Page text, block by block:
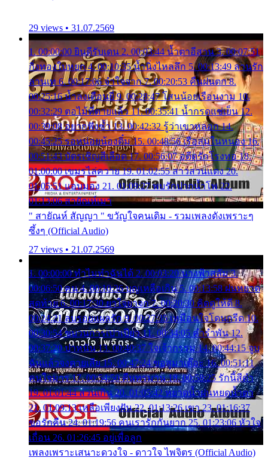
29 views • 31.07.2569
1. 00:00:00 ยินดีรับเดน 2. 00:03:44 น้ำตาอีสาน 3. 00:07:51
กิ่งทองใบหยก 4. 00:10:35 น้ำนิ่งไหลลึก 5. 00:13:49 ลานรัก
ลานเท 6. 00:17:06 จำใจจาก 7. 00:20:53 คืนฝนตก 8.
00:25:16 น้ำลงเดือนยี่ 9. 00:28:47 โสนน้อยเรือนงาม 10.
00:32:29 ตอไม้ที่ตายแล้ว 11. 00:35:41 น้ำกรดแช่เย็น 12.
00:39:08 อยากฟังซ้ำ 13. 00:42:32 รู้ว่าเขาหลอก 14.
00:45:25 รอหน่อยน้องติ๋ม 15. 00:48:56 เรือล่มในหนอง 16.
00:51:43 บัตรเชิญสีเลือด 17. 00:56:07 อดีตรักโรงทอ 18.
01:00:00 เขมรไล่ควาย 19. 01:02:55 สาวสวนแตง 20.
01:05:51 แอบมอง 21. 01:09:27 พบรักปากน้ำโพ 22.
01:13:06 สายัณห์เมา
" สายัณห์ สัญญา " ขวัญใจคนเดิม - รวมเพลงดังเพราะๆ
ซึ้งๆ (Official Audio)
27 views • 21.07.2569
1. 00:00:00 ทำไมทำฉันได้ 2. 00:03:20 นางฟ้าสลัม 3.
00:06:50 คน 4. 00:10:36 บุญเหลือเกิน 5. 00:13:58 ฝนหยาด
สุดท้าย 6. 00:17:30 ยาใจยาจก 7. 00:20:30 คิดดูให้ดี 8.
00:24:21 ลบรอยแผลรัก 9. 00:27:35 เหมือนใจโดนกรีด 10.
00:30:54 ขบวนการเปาเปียว 11. 00:34:05 คำรำพัน 12.
00:37:20 ปาหนัน 13. 00:40:37 ใจเจ้ากรรม 14. 00:44:15 จูบ
ฉันแล้วจงตายเสีย 15. 00:47:24 ขอสูมาเต๊อะ 16. 00:51:11
คนใจมาร 17. 00:54:50 คืนทรมาน 18. 00:58:25 รักนี้สีดำ
19. 01:01:44 ส่วนเกิน 20. 01:05:42 หยาดน้ำฝนหยดน้ำตา
21. 01:09:13 เหลือเพียงฝัน 22. 01:13:26 เขา 23. 01:16:37
ขอรักคืน 24. 01:19:56 คนเรารักกันยาก 25. 01:23:06 หัวใจ
เถื่อน 26. 01:26:45 อยู่เพื่อลูก
เพลงเพราะเสนาะดวงใจ - ดาวใจ ไพจิตร (Official Audio)